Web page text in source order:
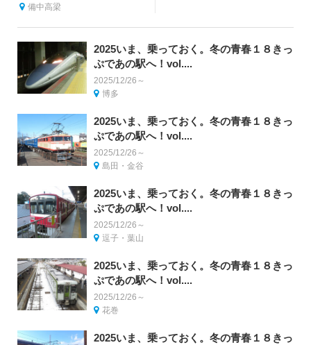
備中高梁
2025いま、乗っておく。冬の青春１８きっ
ぷであの駅へ！vol....
2025/12/26～
博多
2025いま、乗っておく。冬の青春１８きっ
ぷであの駅へ！vol....
2025/12/26～
島田・金谷
2025いま、乗っておく。冬の青春１８きっ
ぷであの駅へ！vol....
2025/12/26～
逗子・葉山
2025いま、乗っておく。冬の青春１８きっ
ぷであの駅へ！vol....
2025/12/26～
花巻
2025いま、乗っておく。冬の青春１８きっ